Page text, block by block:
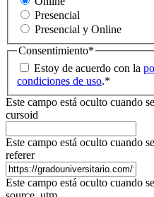
Presencial
Presencial y Online
Consentimiento*
Estoy de acuerdo con la
condiciones de uso.*
Este campo está oculto cuando
cursoid
Este campo está oculto cuando
referer
Este campo está oculto cuando